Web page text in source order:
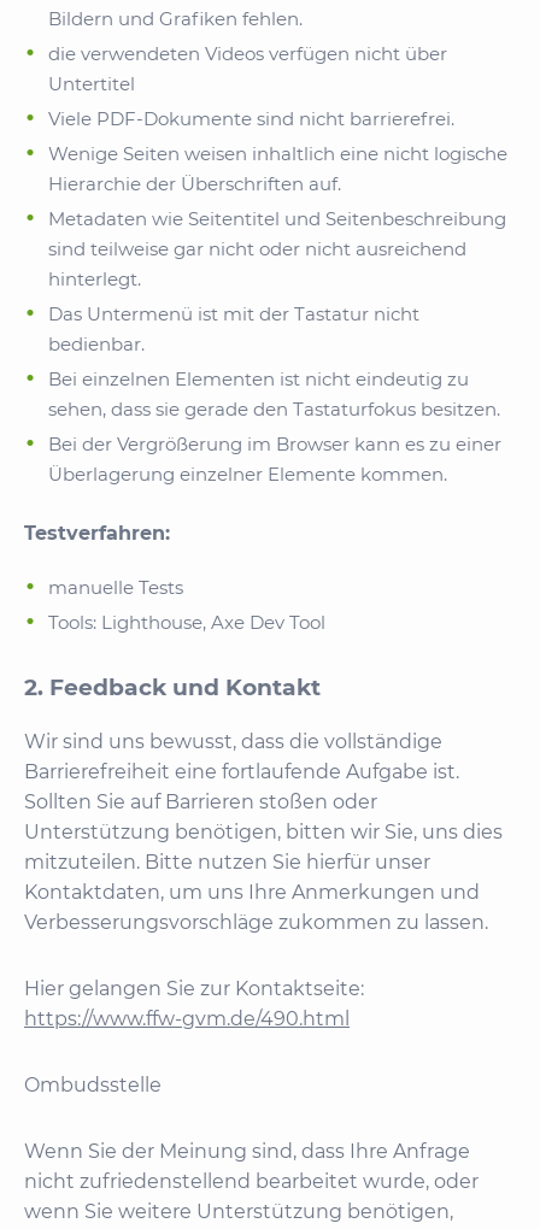
Bildern und Grafiken fehlen.
die verwendeten Videos verfügen nicht über
Untertitel
Viele PDF-Dokumente sind nicht barrierefrei.
Wenige Seiten weisen inhaltlich eine nicht logische
Hierarchie der Überschriften auf.
Metadaten wie Seitentitel und Seitenbeschreibung
sind teilweise gar nicht oder nicht ausreichend
hinterlegt.
Das Untermenü ist mit der Tastatur nicht
bedienbar.
Bei einzelnen Elementen ist nicht eindeutig zu
sehen, dass sie gerade den Tastaturfokus besitzen.
Bei der Vergrößerung im Browser kann es zu einer
Überlagerung einzelner Elemente kommen.
Testverfahren:
manuelle Tests
Tools: Lighthouse, Axe Dev Tool
2. Feedback und Kontakt
Wir sind uns bewusst, dass die vollständige
Barrierefreiheit eine fortlaufende Aufgabe ist.
Sollten Sie auf Barrieren stoßen oder
Unterstützung benötigen, bitten wir Sie, uns dies
mitzuteilen. Bitte nutzen Sie hierfür unser
Kontaktdaten, um uns Ihre Anmerkungen und
Verbesserungsvorschläge zukommen zu lassen.
Hier gelangen Sie zur Kontaktseite:
https://www.ffw-gvm.de/490.html
Ombudsstelle
Wenn Sie der Meinung sind, dass Ihre Anfrage
nicht zufriedenstellend bearbeitet wurde, oder
wenn Sie weitere Unterstützung benötigen,